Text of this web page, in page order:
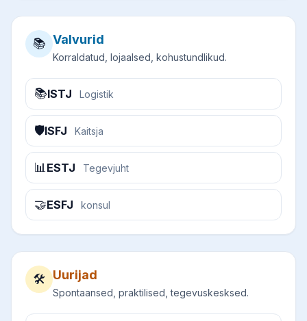
📚 Valvurid
Korraldatud, lojaalsed, kohustundlikud.
📚ISTJ Logistik
🛡️ISFJ Kaitsja
📊 ESTJ Tegevjuht
🤝ESFJ konsul
🛠️ Uurijad
Spontaansed, praktilised, tegevuskesksed.